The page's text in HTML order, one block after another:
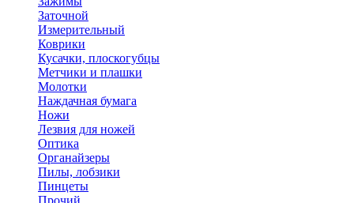
Заточной
Измерительный
Коврики
Кусачки, плоскогубцы
Метчики и плашки
Молотки
Наждачная бумага
Ножи
Лезвия для ножей
Оптика
Органайзеры
Пилы, лобзики
Пинцеты
Прочий